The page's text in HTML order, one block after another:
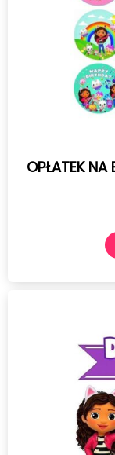
OPŁATEK NA